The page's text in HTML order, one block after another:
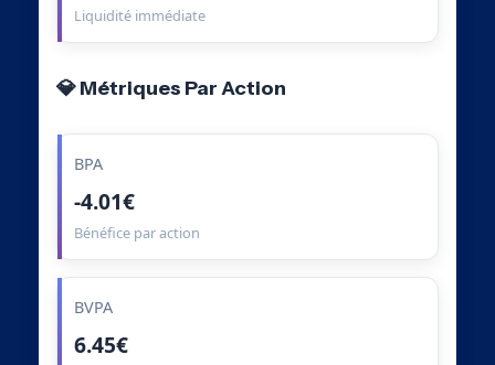
Liquidité immédiate
💎 Métriques Par Action
BPA
-4.01€
Bénéfice par action
BVPA
6.45€